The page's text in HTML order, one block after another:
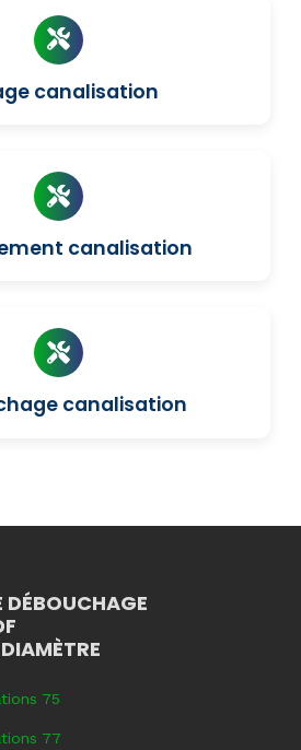
canalisation
canalisation
canalisation
DÉBOUCHAGE
75
77